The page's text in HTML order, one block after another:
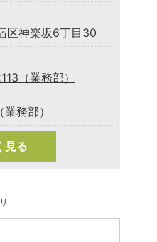
区神楽坂6丁目30
（業務部）
務部）
見る